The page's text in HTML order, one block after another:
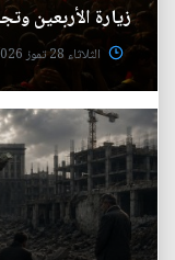
زيارة الأربعين
الثلاثاء 28 تموز 2026